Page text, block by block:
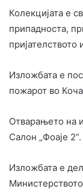
Колекцијата е
припадноста,
пријателството
Изложбата е
пожарот во
Отварањето на
Салон „Фоаје 2“.
Изложбата е